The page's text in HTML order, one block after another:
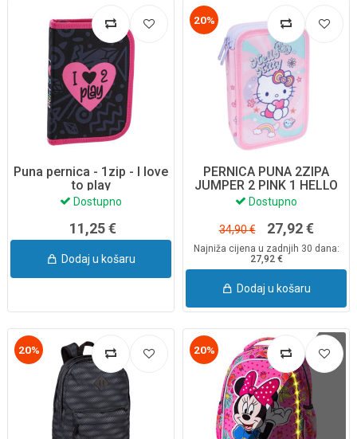
Puna pernica - 1zip - I love
to play
Dostupno
11,25 €
Dodaj u košaru
20%
PERNICA PUNA 2ZIPA
JUMPER 2 PINK 1 HELLO
KITTY F066025
Dostupno
34,90 € 27,92 €
Najniža cijena u zadnjih 30 dana:
27,92 €
Dodaj u košaru
20% 20%